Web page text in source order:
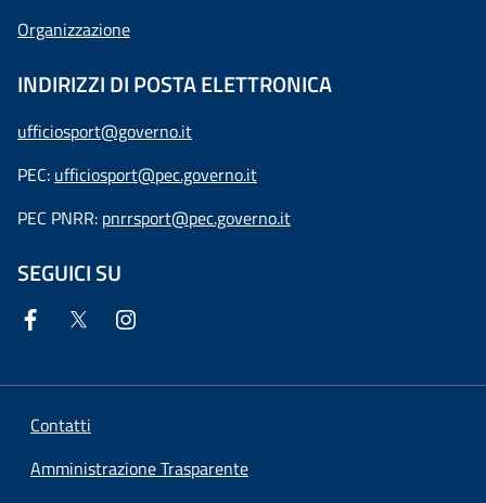
Organizzazione
INDIRIZZI DI POSTA ELETTRONICA
ufficiosport@governo.it
PEC: ufficiosport@pec.governo.it
PEC PNRR: pnrrsport@pec.governo.it
SEGUICI SU
Contatti
Amministrazione Trasparente